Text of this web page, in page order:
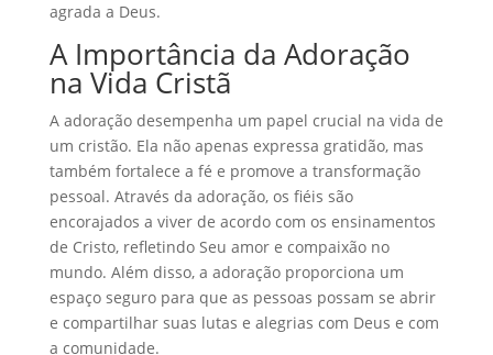
agrada a Deus.
A Importância da Adoração
na Vida Cristã
A adoração desempenha um papel crucial na vida de
um cristão. Ela não apenas expressa gratidão, mas
também fortalece a fé e promove a transformação
pessoal. Através da adoração, os fiéis são
encorajados a viver de acordo com os ensinamentos
de Cristo, refletindo Seu amor e compaixão no
mundo. Além disso, a adoração proporciona um
espaço seguro para que as pessoas possam se abrir
e compartilhar suas lutas e alegrias com Deus e com
a comunidade.